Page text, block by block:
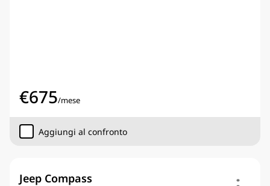
€675/mese
Aggiungi al confronto
Jeep Compass